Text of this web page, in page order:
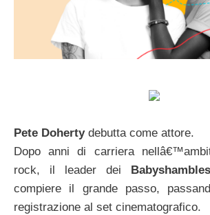
Pete Dohertydebutta come attore.
Dopo anni di carriera
rock, il leader dei
compiere il grande passo,
registrazione al set cinematografico.